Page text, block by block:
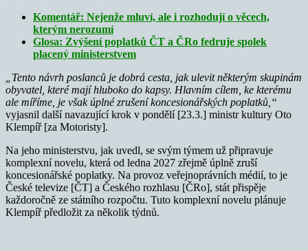
Komentář: Nejenže mluví, ale i rozhodují o věcech,
kterým nerozumí
Glosa: Zvýšení poplatků ČT a ČRo fedruje spolek
placený ministerstvem
„Tento návrh poslanců je dobrá cesta, jak ulevit některým skupinám
obyvatel, které mají hluboko do kapsy. Hlavním cílem, ke kterému
ale míříme, je však úplné zrušení koncesionářských poplatků,“
vyjasnil další navazující krok v pondělí [23.3.] ministr kultury Oto
Klempíř [za Motoristy].
Na jeho ministerstvu, jak uvedl, se svým týmem už připravuje
komplexní novelu, která od ledna 2027 zřejmě úplně zruší
koncesionářské poplatky. Na provoz veřejnoprávních médií, to je
České televize [ČT] a Českého rozhlasu [ČRo], stát přispěje
každoročně ze státního rozpočtu. Tuto komplexní novelu plánuje
Klempíř předložit za několik týdnů.